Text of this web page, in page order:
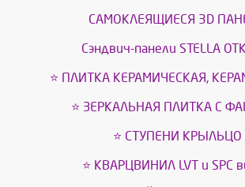
САМОКЛЕЯЩИЕСЯ 3D
Сэндвич-панели STELLA
⭐ ПЛИТКА КЕРАМИЧЕСКАЯ,
⭐ ЗЕРКАЛЬНАЯ ПЛИТКА С
⭐ СТУПЕНИ КРЫЛЬЦО
⭐ КВАРЦВИНИЛ LVT и SPС